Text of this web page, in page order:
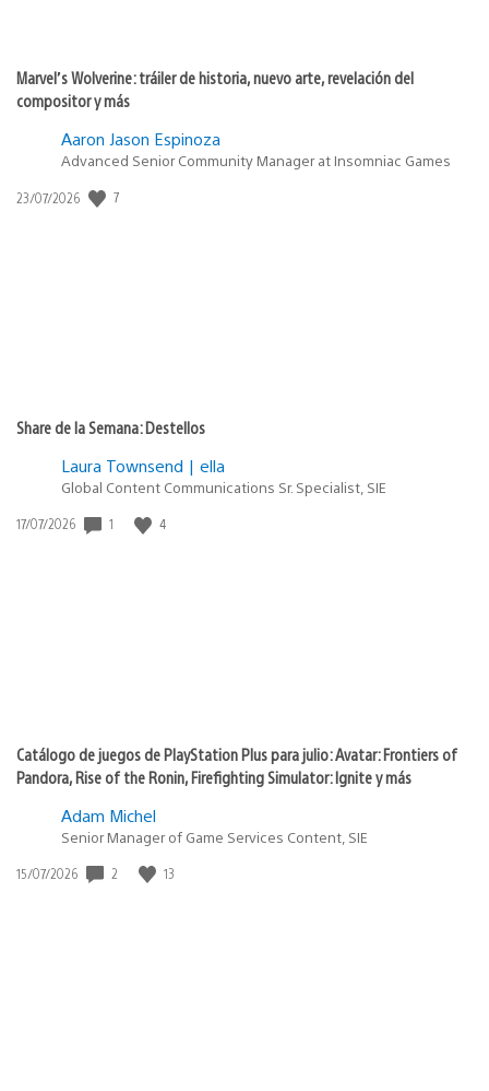
Marvel’s Wolverine: tráiler de historia, nuevo arte, revelación del
compositor y más
Aaron Jason Espinoza
Advanced Senior Community Manager at Insomniac Games
Fecha
23/07/2026 7
Share de la Semana: Destellos
Laura Townsend | ella
Global Content Communications Sr. Specialist, SIE
Fecha
17/07/2026 1 4
Catálogo de juegos de PlayStation Plus para julio: Avatar: Frontiers of
Pandora, Rise of the Ronin, Firefighting Simulator: Ignite y más
Adam Michel
Senior Manager of Game Services Content, SIE
Fecha
15/07/2026 2 13